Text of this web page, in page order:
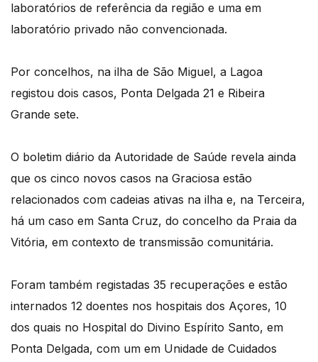
laboratórios de referência da região e uma em
laboratório privado não convencionada.
Por concelhos, na ilha de São Miguel, a Lagoa
registou dois casos, Ponta Delgada 21 e Ribeira
Grande sete.
O boletim diário da Autoridade de Saúde revela ainda
que os cinco novos casos na Graciosa estão
relacionados com cadeias ativas na ilha e, na Terceira,
há um caso em Santa Cruz, do concelho da Praia da
Vitória, em contexto de transmissão comunitária.
Foram também registadas 35 recuperações e estão
internados 12 doentes nos hospitais dos Açores, 10
dos quais no Hospital do Divino Espírito Santo, em
Ponta Delgada, com um em Unidade de Cuidados